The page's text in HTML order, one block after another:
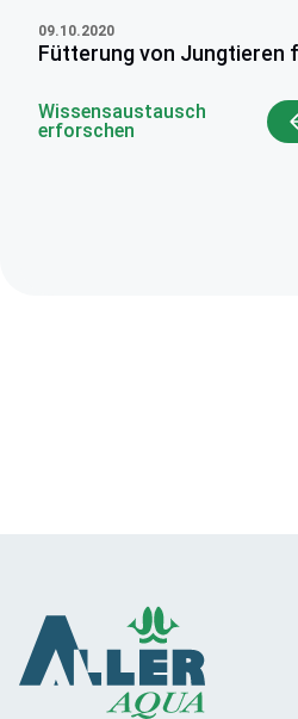
09.10.2020
Fütterung von Jungtieren
Wissensaustausch
erforschen